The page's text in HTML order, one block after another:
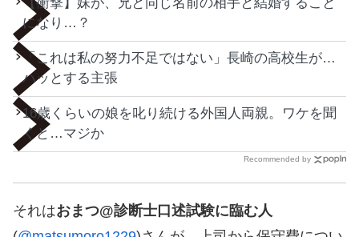
になり…？
「これは私の努力不足ではない」長崎の高校生が…
ハッとする主張
16歳くらいの娘を叱り続ける外国人両親。ワケを聞
くと…マジか
Recommended by
それはおまつ@診断士口述試験に臨む人